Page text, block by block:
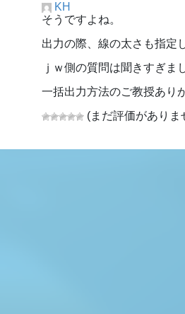
KH
そうですよね。
出力の際、線の太さも指定
ｊｗ側の質問は聞きすぎま
一括出力方法のご教授あり
(まだ評価がありま